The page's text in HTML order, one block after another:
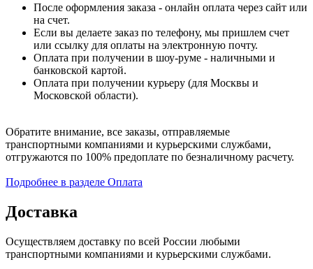
После оформления заказа - онлайн оплата через сайт или
на счет.
Если вы делаете заказ по телефону, мы пришлем счет
или ссылку для оплаты на электронную почту.
Оплата при получении в шоу-руме - наличными и
банковской картой.
Оплата при получении курьеру (для Москвы и
Московской области).
Обратите внимание, все заказы, отправляемые
транспортными компаниями и курьерскими службами,
отгружаются по 100% предоплате по безналичному расчету.
Подробнее в разделе Оплата
Доставка
Осуществляем доставку по всей России любыми
транспортными компаниями и курьерскими службами.